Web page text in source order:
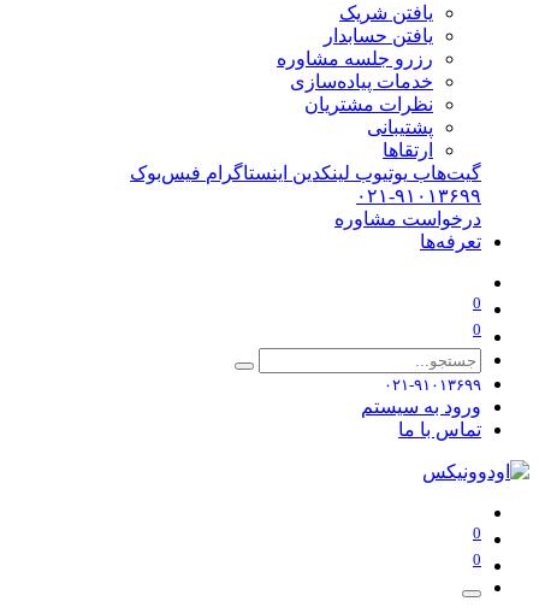
یافتن شریک
یافتن حسابدار
رزرو جلسه مشاوره
خدمات پیاده‌سازی
نظرات مشتریان
پشتیبانی
ارتقاها
گیت‌هاب یوتیوب لینکدین اینستاگرام فیس‌بوک
۰۲۱-۹۱۰۱۳۶۹۹
درخواست مشاوره
تعرفه‌ها
0
0
۰۲۱-۹۱۰۱۳۶۹۹
ورود به سیستم
تماس با ما
0
0